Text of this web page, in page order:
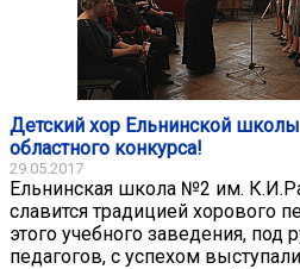
Детский хор Ельнинской
областного конкурса!
29.05.2017
Ельнинская школа №2 им.
славится традицией хорового
этого учебного заведения,
педагогов, с успехом